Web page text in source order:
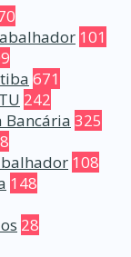
101
671
242
Bancária 325
108
148
28